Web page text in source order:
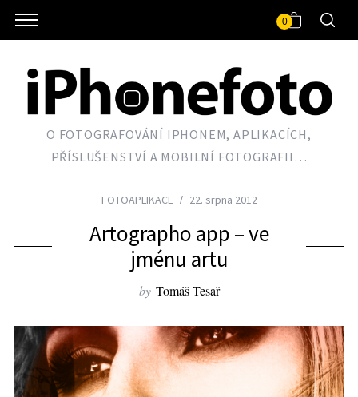
0
O FOTOGRAFOVÁNÍ IPHONEM, APLIKACÍCH,
PŘÍSLUŠENSTVÍ A MOBILNÍ FOTOGRAFII…
FOTOAPLIKACE 22. srpna 2012
Artographo app – ve
jménu artu
by Tomáš Tesař